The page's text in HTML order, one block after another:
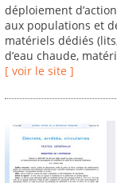
déploiement
aux populations et
matériels dédiés
d’eau chaude,
[ voir le site ]